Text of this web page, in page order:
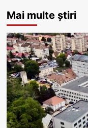
Mai multe știri